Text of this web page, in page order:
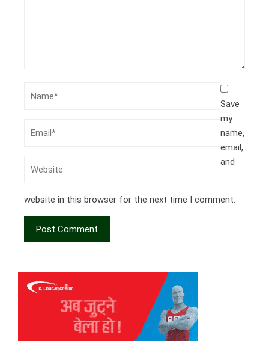
Save
my
name,
email,
and
website in this browser for the next time I comment.